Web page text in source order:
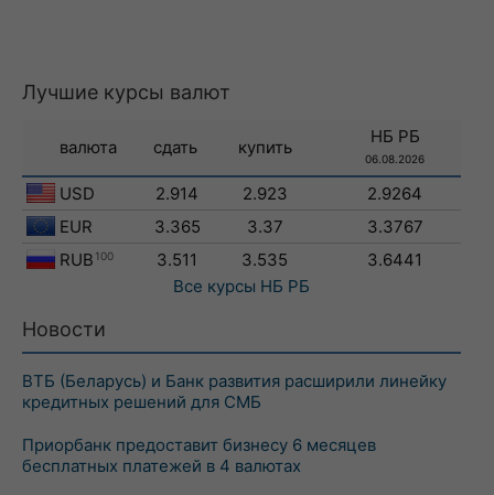
Лучшие курсы валют
валюта сдать купить
НБ РБ
06.08.2026
USD 2.914 2.923
2.9264
EUR
3.365 3.37
3.3767
RUB 100 3.511 3.535
3.6441
Все курсы НБ РБ
Новости
ВТБ (Беларусь) и Банк развития расширили линейку
кредитных решений для СМБ
Приорбанк предоставит бизнесу 6 месяцев
бесплатных платежей в 4 валютах